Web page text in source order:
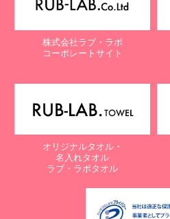
株式会社ラブ・ラボ
コーポレートサイト
オリジナルタオル・
名入れタオル
ラブ・ラボタオル